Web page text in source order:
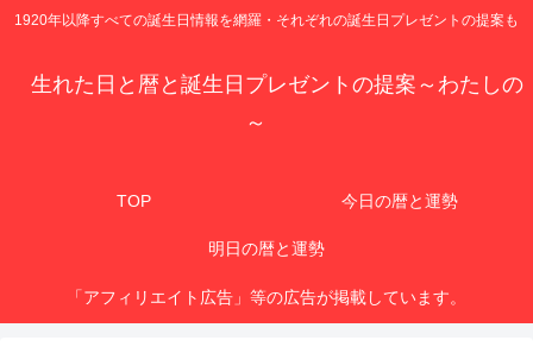
1920年以降すべての誕生日情報を網羅・それぞれの誕生日プレゼントの提案も
生れた日と暦と誕生日プレゼントの提案～わたしの
～
TOP 今日の暦と運勢
明日の暦と運勢
「アフィリエイト広告」等の広告が掲載しています。